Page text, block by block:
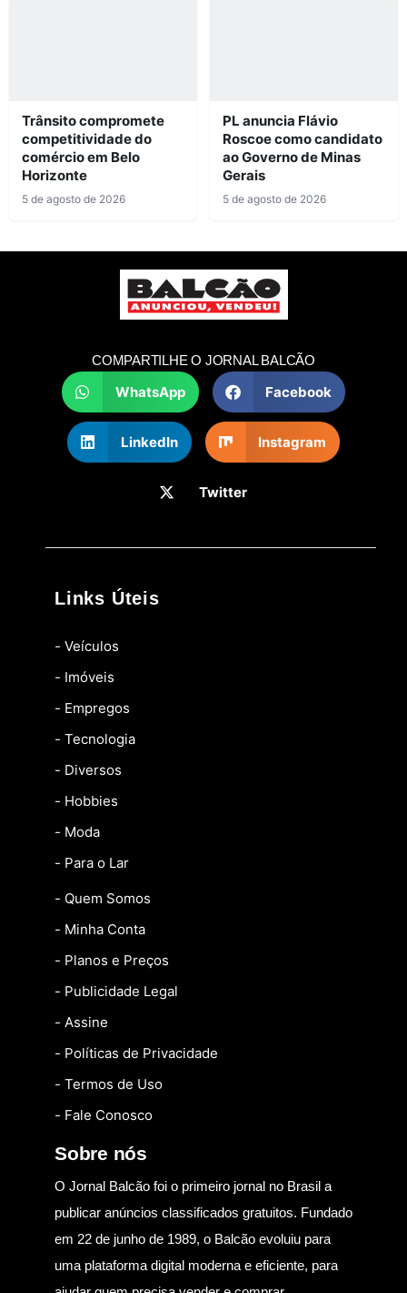
Trânsito compromete
competitividade do
comércio em Belo
Horizonte
5 de agosto de 2026
PL anuncia Flávio
Roscoe como candidato
ao Governo de Minas
Gerais
5 de agosto de 2026
COMPARTILHE O JORNAL BALCÃO
WhatsApp Facebook
LinkedIn Instagram
Twitter
Links Úteis
- Veículos
- Imóveis
- Empregos
- Tecnologia
- Diversos
- Hobbies
- Moda
- Para o Lar
- Quem Somos
- Minha Conta
- Planos e Preços
- Publicidade Legal
- Assine
- Políticas de Privacidade
- Termos de Uso
- Fale Conosco
Sobre nós
O Jornal Balcão foi o primeiro jornal no Brasil a
publicar anúncios classificados gratuitos. Fundado
em 22 de junho de 1989, o Balcão evoluiu para
uma plataforma digital moderna e eficiente, para